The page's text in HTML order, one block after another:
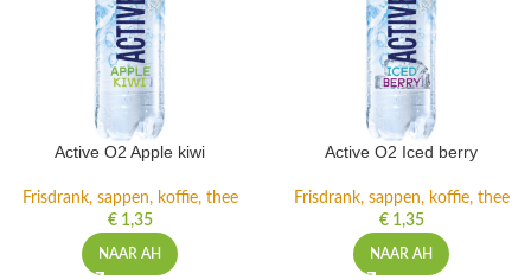
Active O2 Apple kiwi
Frisdrank, sappen, koffie, thee
€1,35
NAAR AH
Active O2 Iced berry
Frisdrank, sappen, koffie, thee
€1,35
NAAR AH